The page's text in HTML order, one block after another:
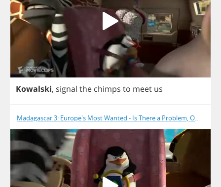
Kowalski, signal the chimps to meet us
Madagascar 3: Europe's Most Wanted - Is There a Problem, Officer?